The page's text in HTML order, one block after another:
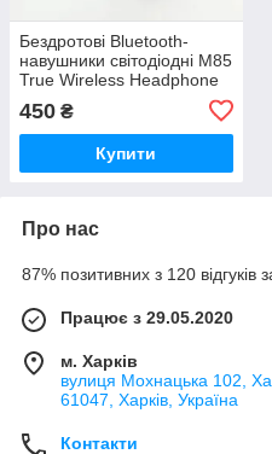
Бездротові Bluetooth-
навушники світодіодні M85
True Wireless Headphone
450 ₴
Купити
Про нас
87% позитивних з 120 відгуків
Працює з 29.05.2020
м. Харків
вулиця Мохнацька 102,
61047, Харків, Україна
Контакти